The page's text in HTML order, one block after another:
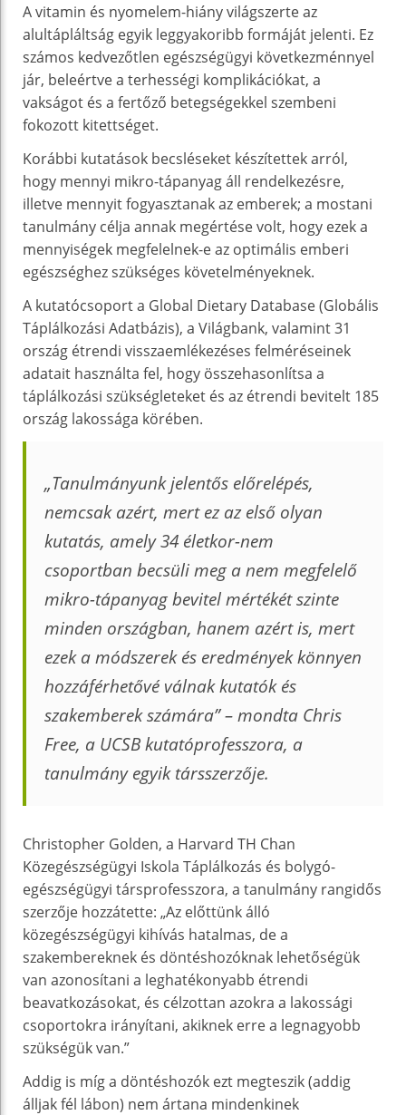
A vitamin és nyomelem-hiány világszerte az
alultápláltság egyik leggyakoribb formáját jelenti. Ez
számos kedvezőtlen egészségügyi következménnyel
jár, beleértve a terhességi komplikációkat, a
vakságot és a fertőző betegségekkel szembeni
fokozott kitettséget.
Korábbi kutatások becsléseket készítettek arról,
hogy mennyi mikro-tápanyag áll rendelkezésre,
illetve mennyit fogyasztanak az emberek; a mostani
tanulmány célja annak megértése volt, hogy ezek a
mennyiségek megfelelnek-e az optimális emberi
egészséghez szükséges követelményeknek.
A kutatócsoport a Global Dietary Database (Globális
Táplálkozási Adatbázis), a Világbank, valamint 31
ország étrendi visszaemlékezéses felméréseinek
adatait használta fel, hogy összehasonlítsa a
táplálkozási szükségleteket és az étrendi bevitelt 185
ország lakossága körében.
„Tanulmányunk jelentős előrelépés,
nemcsak azért, mert ez az első olyan
kutatás, amely 34 életkor-nem
csoportban becsüli meg a nem megfelelő
mikro-tápanyag bevitel mértékét szinte
minden országban, hanem azért is, mert
ezek a módszerek és eredmények könnyen
hozzáférhetővé válnak kutatók és
szakemberek számára” – mondta Chris
Free, a UCSB kutatóprofesszora, a
tanulmány egyik társszerzője.
Christopher Golden, a Harvard TH Chan
Közegészségügyi Iskola Táplálkozás és bolygó-
egészségügyi társprofesszora, a tanulmány rangidős
szerzője hozzátette: „Az előttünk álló
közegészségügyi kihívás hatalmas, de a
szakembereknek és döntéshozóknak lehetőségük
van azonosítani a leghatékonyabb étrendi
beavatkozásokat, és célzottan azokra a lakossági
csoportokra irányítani, akiknek erre a legnagyobb
szükségük van.”
Addig is míg a döntéshozók ezt megteszik (addig
álljak fél lábon) nem ártana mindenkinek